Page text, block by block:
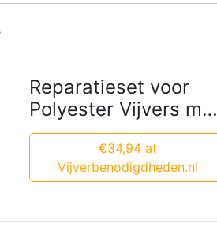
Reparatieset voor
Polyester Vijvers met
Verharder
€34,94 at
Vijverbenodigdheden.nl